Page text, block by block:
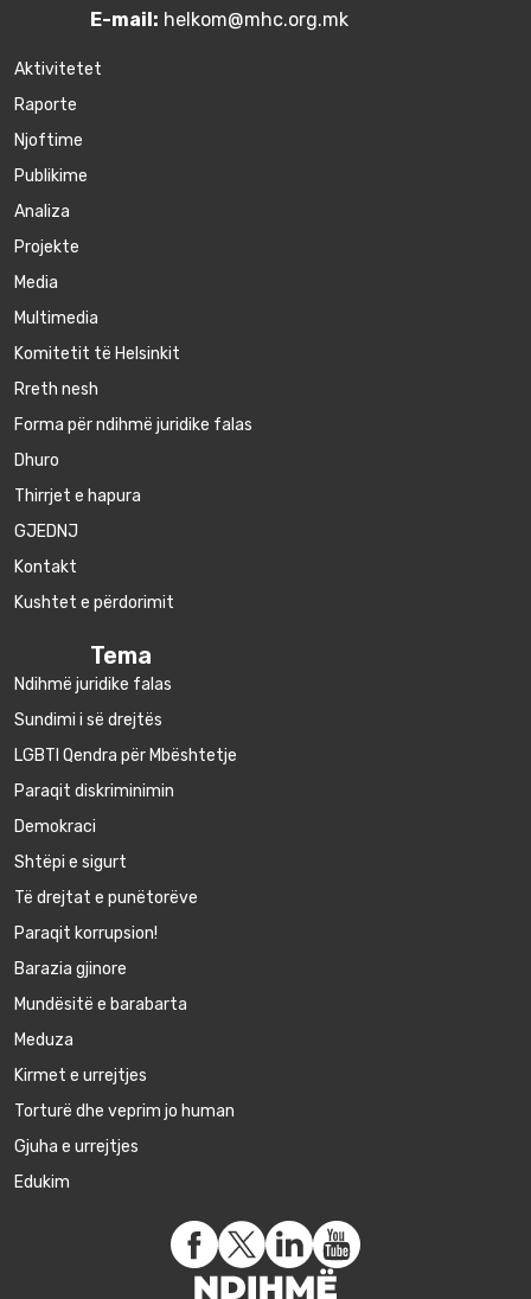
E-mail: helkom@mhc.org.mk
Aktivitetet
Raporte
Njoftime
Publikime
Аnaliza
Projekte
Media
Multimedia
Komitetit të Helsinkit
Rreth nesh
Forma për ndihmë juridike falas
Dhuro
Thirrjet e hapura
GJEDNJ
Kontakt
Kushtet e përdorimit
Tema
Ndihmë juridike falas
Sundimi i së drejtës
LGBTI Qendra për Mbështetje
Paraqit diskriminimin
Demokraci
Shtëpi e sigurt
Të drejtat e punëtorëve
Paraqit korrupsion!
Barazia gjinore
Mundësitë e barabarta
Meduza
Kirmet e urrejtjes
Torturë dhe veprim jo human
Gjuha e urrejtjes
Edukim